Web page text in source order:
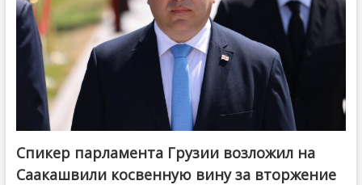
Спикер парламента Грузии возложил на
Саакашвили косвенную вину за вторжение